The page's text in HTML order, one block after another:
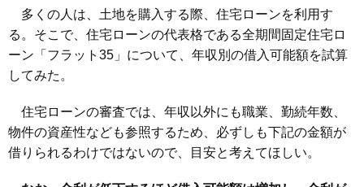
多くの人は、土地を購入する際、住宅ローンを利用す
る。そこで、住宅ローンの代表格である全期間固定住宅ロ
ーン「フラット35」について、年収別の借入可能額を試算
してみた。
住宅ローンの審査では、年収以外にも職業、勤続年数、
物件の資産性なども参照するため、必ずしも下記の金額が
借りられるわけではないので、目安と考えてほしい。